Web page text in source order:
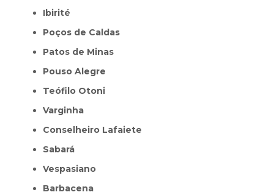
Ibirité
Poços de Caldas
Patos de Minas
Pouso Alegre
Teófilo Otoni
Varginha
Conselheiro Lafaiete
Sabará
Vespasiano
Barbacena